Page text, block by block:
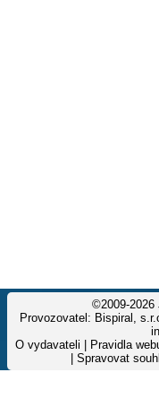
©2009-2026
Provozovatel: Bispiral,
O vydavateli
Pravidla
Spravovat